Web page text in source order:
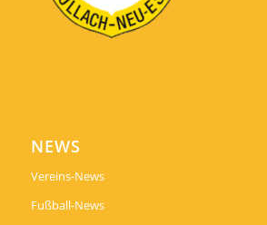
NEWS
Vereins-News
Fußball-News